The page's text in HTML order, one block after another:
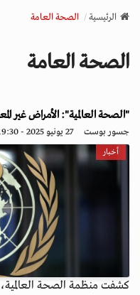
v
a
o
n
الرئيسية الصحة العامة
الصحة العامة
"الصحة العالمية": الأمراض غير المعدية تقتل 1.8 مليون
جسور بوست 27 يونيو 2025 - 19:30
أخبار
كشفت منظمة الصحة العالمية،